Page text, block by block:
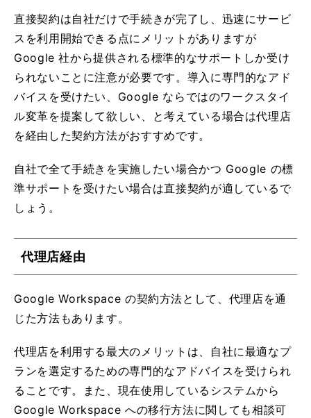
直接契約は自社だけで手続きが完了し、迅速にサービ
スを利用開始できる点にメリットがありますが
Google 社から提供される標準的なサポートしか受け
られないことに注意が必要です。導入に専門的なアド
バイスを受けたい、Google ならではのワークスタイ
ル変革を提案して欲しい、と考えている場合は代理店
を経由した契約方法がおすすめです。
自社で全て手続きを実施したい場合かつ Google の標
準サポートを受けたい場合は直接契約が適しているで
しょう。
代理店経由
Google Workspace の契約方法として、代理店を通
じた方法もあります。
代理店を利用する最大のメリットは、自社に最適なプ
ランを選定するための専門的なアドバイスを受けられ
ることです。また、現在使用しているシステムから
Google Workspace への移行方法に関しても相談可